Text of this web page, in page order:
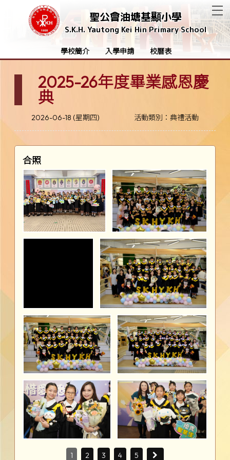
聖公會油塘基顯小學
S.K.H. Yautong Kei Hin Primary School
學校簡介 入學申請 校曆表
2025-26年度畢業感恩慶
典
2026-06-18 (星期四) 活動類別：典禮活動
合照
1 2 3 4 5